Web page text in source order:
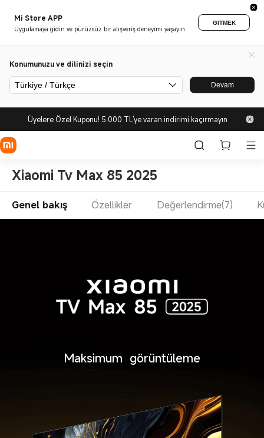
Mi Store APP
Uygulamaya gidin ve pürüzsüz bir alışveriş deneyimi yaşayın.
GITMEK
Konumunuzu ve dilinizi seçin
Türkiye / Türkçe Devam
Üyelere Özel Kuponu! 5.000 TL'ye varan indirimi kaçırmayın
Xiaomi Tv Max 85 2025
Genel bakış Özellikler Değerlendirme(7)
Maksimum  görüntüleme